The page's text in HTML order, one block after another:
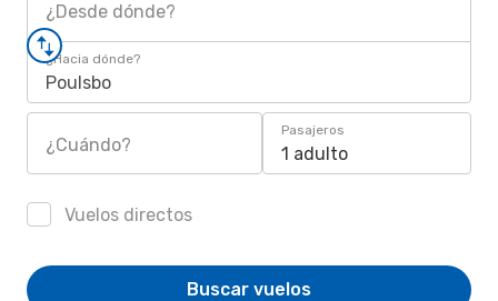
¿Desde dónde?
¿Hacia dónde?
Poulsbo
¿Cuándo?
Pasajeros
1 adulto
Vuelos directos
Buscar vuelos